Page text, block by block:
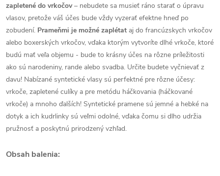
zapletené do vrkočov– nebudete sa musieť ráno starať o úpravu
vlasov, pretože váš účes bude vždy vyzerať efektne hneď po
zobudení. Prameňmi je možné zaplétat aj do francúzskych vrkočov
alebo boxerských vrkočov, vďaka ktorým vytvoríte dlhé vrkoče, ktoré
budú mať veľa objemu - bude to krásny účes na rôzne príležitosti
ako sú narodeniny, rande alebo svadba. Určite budete vyčnievať z
davu! Nabízané syntetické vlasy sú perfektné pre rôzne účesy:
vrkoče, zapletené culíky a pre metódu háčkovania (háčkované
vrkoče) a mnoho ďalších! Syntetické pramene sú jemné a hebké na
dotyk a ich kudrlinky sú veľmi odolné, vďaka čomu si dlho udržia
pružnosť a poskytnú prirodzený vzhľad.
Obsah balenia: